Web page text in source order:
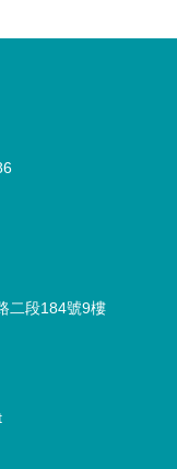
二段184號9樓